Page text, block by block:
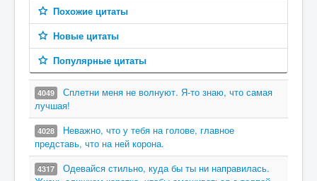
Похожие цитаты
Новые цитаты
Популярные цитаты
4049
Сплетни меня не волнуют. Я-то знаю, что самая
лучшая!
4028
Неважно, что у тебя на голове, главное
представь, что на ней корона.
4317
Одевайся стильно, куда бы ты ни направилась.